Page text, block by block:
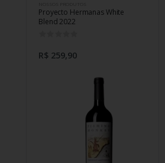
Proyecto Hermanas White
Blend 2022
R$ 259,90